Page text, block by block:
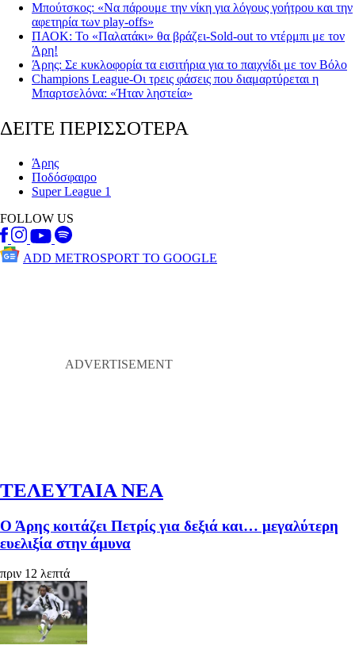
Μπούτσκος: «Να πάρουμε την νίκη για λόγους γοήτρου και την
αφετηρία των play-offs»
ΠΑΟΚ: Το «Παλατάκι» θα βράζει-Sold-out το ντέρμπι με τον
Άρη!
Άρης: Σε κυκλοφορία τα εισιτήρια για το παιχνίδι με τον Βόλο
Champions League-Οι τρεις φάσεις που διαμαρτύρεται η
Μπαρτσελόνα: «Ήταν ληστεία»
ΔΕΙΤΕ ΠΕΡΙΣΣΟΤΕΡΑ
Άρης
Ποδόσφαιρο
Super League 1
FOLLOW US
ADD METROSPORT TO GOOGLE
ΤΕΛΕΥΤΑΙΑ ΝΕΑ
Ο Άρης κοιτάζει Πετρίς για δεξιά και… μεγαλύτερη
ευελιξία στην άμυνα
πριν 12 λεπτά